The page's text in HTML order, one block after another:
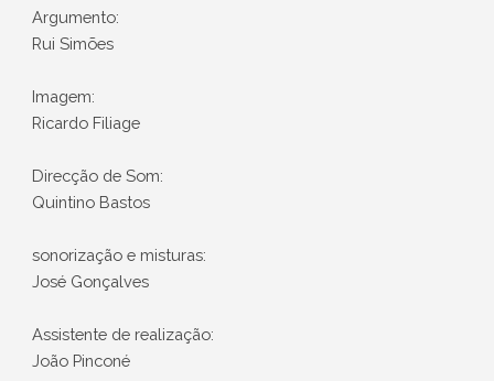
Argumento:
Rui Simões
Imagem:
Ricardo Filiage
Direcção de Som:
Quintino Bastos
sonorização e misturas:
José Gonçalves
Assistente de realização:
João Pinconé